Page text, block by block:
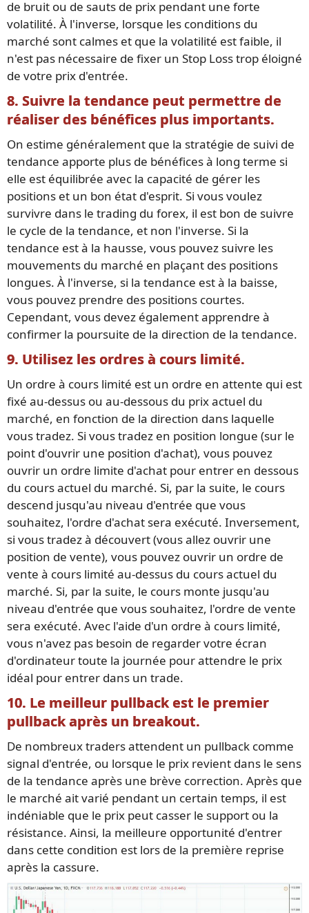
de bruit ou de sauts de prix pendant une forte
volatilité. À l'inverse, lorsque les conditions du
marché sont calmes et que la volatilité est faible, il
n'est pas nécessaire de fixer un Stop Loss trop éloigné
de votre prix d'entrée.
8. Suivre la tendance peut permettre de
réaliser des bénéfices plus importants.
On estime généralement que la stratégie de suivi de
tendance apporte plus de bénéfices à long terme si
elle est équilibrée avec la capacité de gérer les
positions et un bon état d'esprit. Si vous voulez
survivre dans le trading du forex, il est bon de suivre
le cycle de la tendance, et non l'inverse. Si la
tendance est à la hausse, vous pouvez suivre les
mouvements du marché en plaçant des positions
longues. À l'inverse, si la tendance est à la baisse,
vous pouvez prendre des positions courtes.
Cependant, vous devez également apprendre à
confirmer la poursuite de la direction de la tendance.
9. Utilisez les ordres à cours limité.
Un ordre à cours limité est un ordre en attente qui est
fixé au-dessus ou au-dessous du prix actuel du
marché, en fonction de la direction dans laquelle
vous tradez. Si vous tradez en position longue (sur le
point d'ouvrir une position d'achat), vous pouvez
ouvrir un ordre limite d'achat pour entrer en dessous
du cours actuel du marché. Si, par la suite, le cours
descend jusqu'au niveau d'entrée que vous
souhaitez, l'ordre d'achat sera exécuté. Inversement,
si vous tradez à découvert (vous allez ouvrir une
position de vente), vous pouvez ouvrir un ordre de
vente à cours limité au-dessus du cours actuel du
marché. Si, par la suite, le cours monte jusqu'au
niveau d'entrée que vous souhaitez, l'ordre de vente
sera exécuté. Avec l'aide d'un ordre à cours limité,
vous n'avez pas besoin de regarder votre écran
d'ordinateur toute la journée pour attendre le prix
idéal pour entrer dans un trade.
10. Le meilleur pullback est le premier
pullback après un breakout.
De nombreux traders attendent un pullback comme
signal d'entrée, ou lorsque le prix revient dans le sens
de la tendance après une brève correction. Après que
le marché ait varié pendant un certain temps, il est
indéniable que le prix peut casser le support ou la
résistance. Ainsi, la meilleure opportunité d'entrer
dans cette condition est lors de la première reprise
après la cassure.